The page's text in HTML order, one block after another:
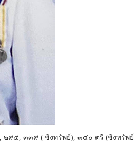
๒๙๕, ๓๓๙ ( ชิงทรัพย์), ๓๔๐ ตรี (ชิงทรัพย์